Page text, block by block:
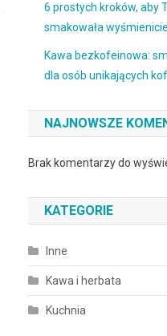
6 prostych kroków, aby
smakowała wyśmienicie
Kawa bezkofeinowa:
dla osób unikających
NAJNOWSZE
Brak komentarzy do
KATEGORIE
Inne
Kawa i herbata
Kuchnia